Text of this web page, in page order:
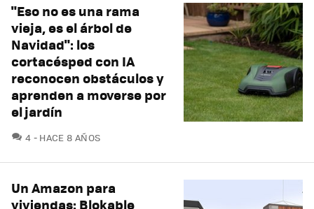
"Eso no es una rama
vieja, es el árbol de
Navidad": los
cortacésped con IA
reconocen obstáculos y
aprenden a moverse por
el jardín
4 COMENTARIOS
HACE 8 AÑOS
Un Amazon para
viviendas: Blokable